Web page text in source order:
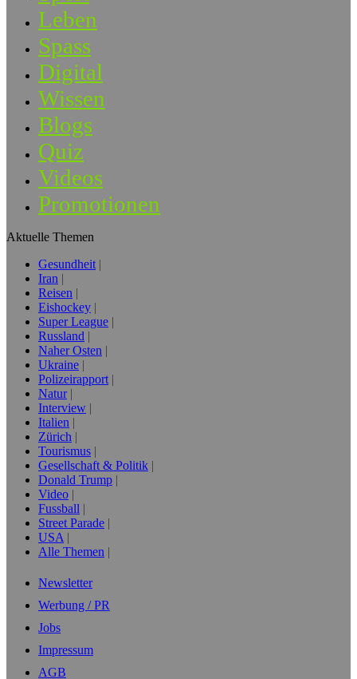
Leben
Spass
Digital
Wissen
Blogs
Quiz
Videos
Promotionen
Aktuelle Themen
Gesundheit
Iran
Reisen
Eishockey
Super League
Russland
Naher Osten
Ukraine
Polizeirapport
Natur
Interview
Italien
Zürich
Tourismus
Gesellschaft & Politik
Donald Trump
Video
Fussball
Street Parade
USA
Alle Themen
Newsletter
Werbung / PR
Jobs
Impressum
AGB